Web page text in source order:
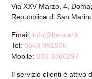
Via XXV Marzo, 4,
Repubblica di San
Email: info@be-low.it
Tel:0549 991936
Mobile: 339 3380297
Il servizio clienti è attivo